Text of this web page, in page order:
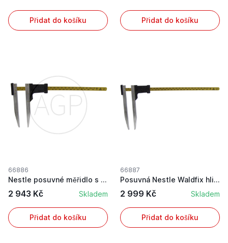
Přidat do košíku Přidat do košíku
66886
Nestle posuvné měřidlo s rozsahem 400 mm
2 943 Kč Skladem
Přidat do košíku
66887
Posuvná Nestle Waldfix hliníková průměrka do le...
2 999 Kč Skladem
Přidat do košíku